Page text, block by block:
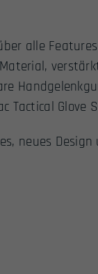
alle
Tactical Glove
neues